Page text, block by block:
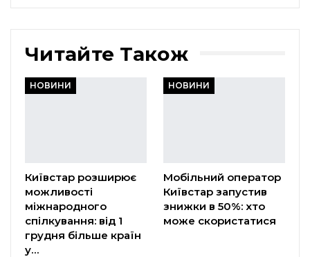
Читайте Також
НОВИНИ
Київстар розширює
можливості
міжнародного
спілкування: від 1
грудня більше країн
у…
НОВИНИ
Мобільний оператор
Київстар запустив
знижки в 50%: хто
може скористатися